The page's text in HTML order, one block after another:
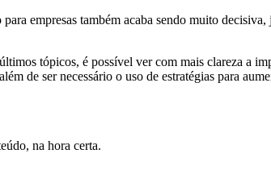
empresas também acaba sendo muito
tópicos, é possível ver com mais clareza a
de ser necessário o uso de estratégias para
na hora certa.